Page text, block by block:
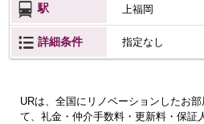
駅 上福岡
詳細条件 指定なし
URは、全国にリノベーションしたお
て、礼金・仲介手数料・更新料・保証